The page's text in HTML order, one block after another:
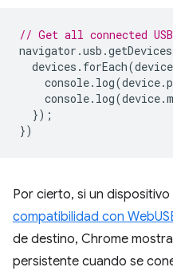
// Get all connected
navigator .usb .getDevices
devices . forEach(device
console. log(device.
console. log(device.
});
})
Por cierto, si un dispositivo
compatibilidad con
de destino, Chrome
persistente cuando se